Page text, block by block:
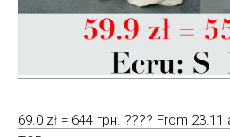
69.0 zł = 644 грн. ???? From 23.11